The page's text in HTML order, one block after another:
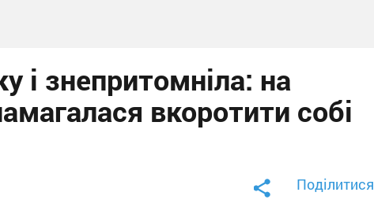
і знепритомніла: на
вкоротити собі
Поділитися